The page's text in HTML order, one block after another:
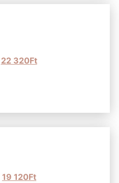
22 320Ft
19 120Ft